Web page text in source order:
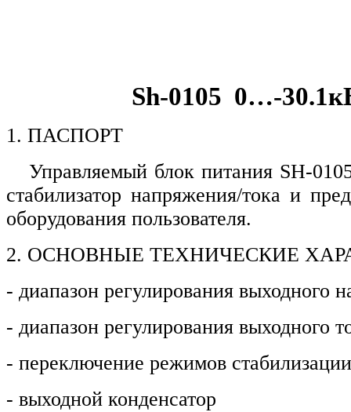
Sh-0105 0…-
1. ПАСПОРТ
Управляемый блок питания SH-
стабилизатор напряжения/тока и
оборудования пользователя.
2. ОСНОВНЫЕ ТЕХНИЧЕСКИЕ
- диапазон регулирования
- диапазон регулирования
- переключение режимов
- выходной конденсатор